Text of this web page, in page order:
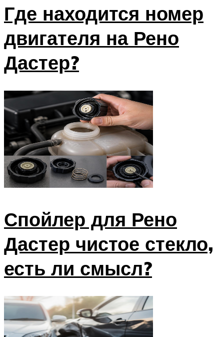
Где находится номер
двигателя на Рено
Дастер?
Спойлер для Рено
Дастер чистое стекло,
есть ли смысл?